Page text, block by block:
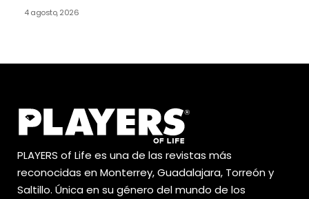
4 agosto, 2026
PLAYERS of Life es una de las revistas más
reconocidas en Monterrey, Guadalajara, Torreón y
Saltillo. Única en su género del mundo de los